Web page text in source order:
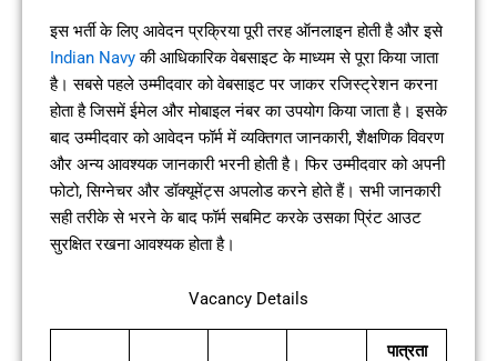
इस भर्ती के लिए आवेदन प्रक्रिया पूरी तरह ऑनलाइन होती है और इसे
Indian Navyकी आधिकारिक वेबसाइट के माध्यम से पूरा किया जाता
है। सबसे पहले उम्मीदवार को वेबसाइट पर जाकर रजिस्ट्रेशन करना
होता है जिसमें ईमेल और मोबाइल नंबर का उपयोग किया जाता है। इसके
बाद उम्मीदवार को आवेदन फॉर्म में व्यक्तिगत जानकारी, शैक्षणिक विवरण
और अन्य आवश्यक जानकारी भरनी होती है। फिर उम्मीदवार को अपनी
फोटो, सिग्नेचर और डॉक्यूमेंट्स अपलोड करने होते हैं। सभी जानकारी
सही तरीके से भरने के बाद फॉर्म सबमिट करके उसका प्रिंट आउट
सुरक्षित रखना आवश्यक होता है।
Vacancy Details
पात्रता